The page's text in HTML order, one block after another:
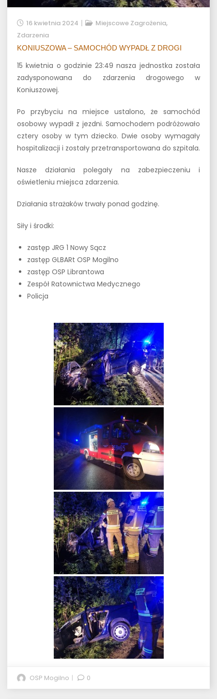
16 kwietnia 2024 Miejscowe Zagrożenia,
Zdarzenia
KONIUSZOWA – SAMOCHÓD WYPADŁ Z DROGI
15 kwietnia o godzinie 23:49 nasza jednostka została
zadysponowana do zdarzenia drogowego w
Koniuszowej.
Po przybyciu na miejsce ustalono, że samochód
osobowy wypadł z jezdni. Samochodem podróżowało
cztery osoby w tym dziecko. Dwie osoby wymagały
hospitalizacji i zostały przetransportowana do szpitala.
Nasze działania polegały na zabezpieczeniu i
oświetleniu miejsca zdarzenia.
Działania strażaków trwały ponad godzinę.
Siły i środki:
zastęp JRG 1 Nowy Sącz
zastęp GLBARt OSP Mogilno
zastęp OSP Librantowa
Zespół Ratownictwa Medycznego
Policja
OSP Mogilno 0